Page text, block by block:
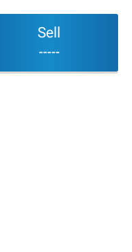
Sell
-----